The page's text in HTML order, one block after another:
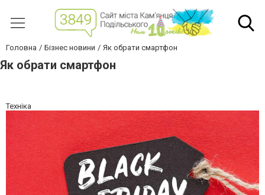
Головна Бізнес новини Як обрати смартфон
Як обрати смартфон
Техніка